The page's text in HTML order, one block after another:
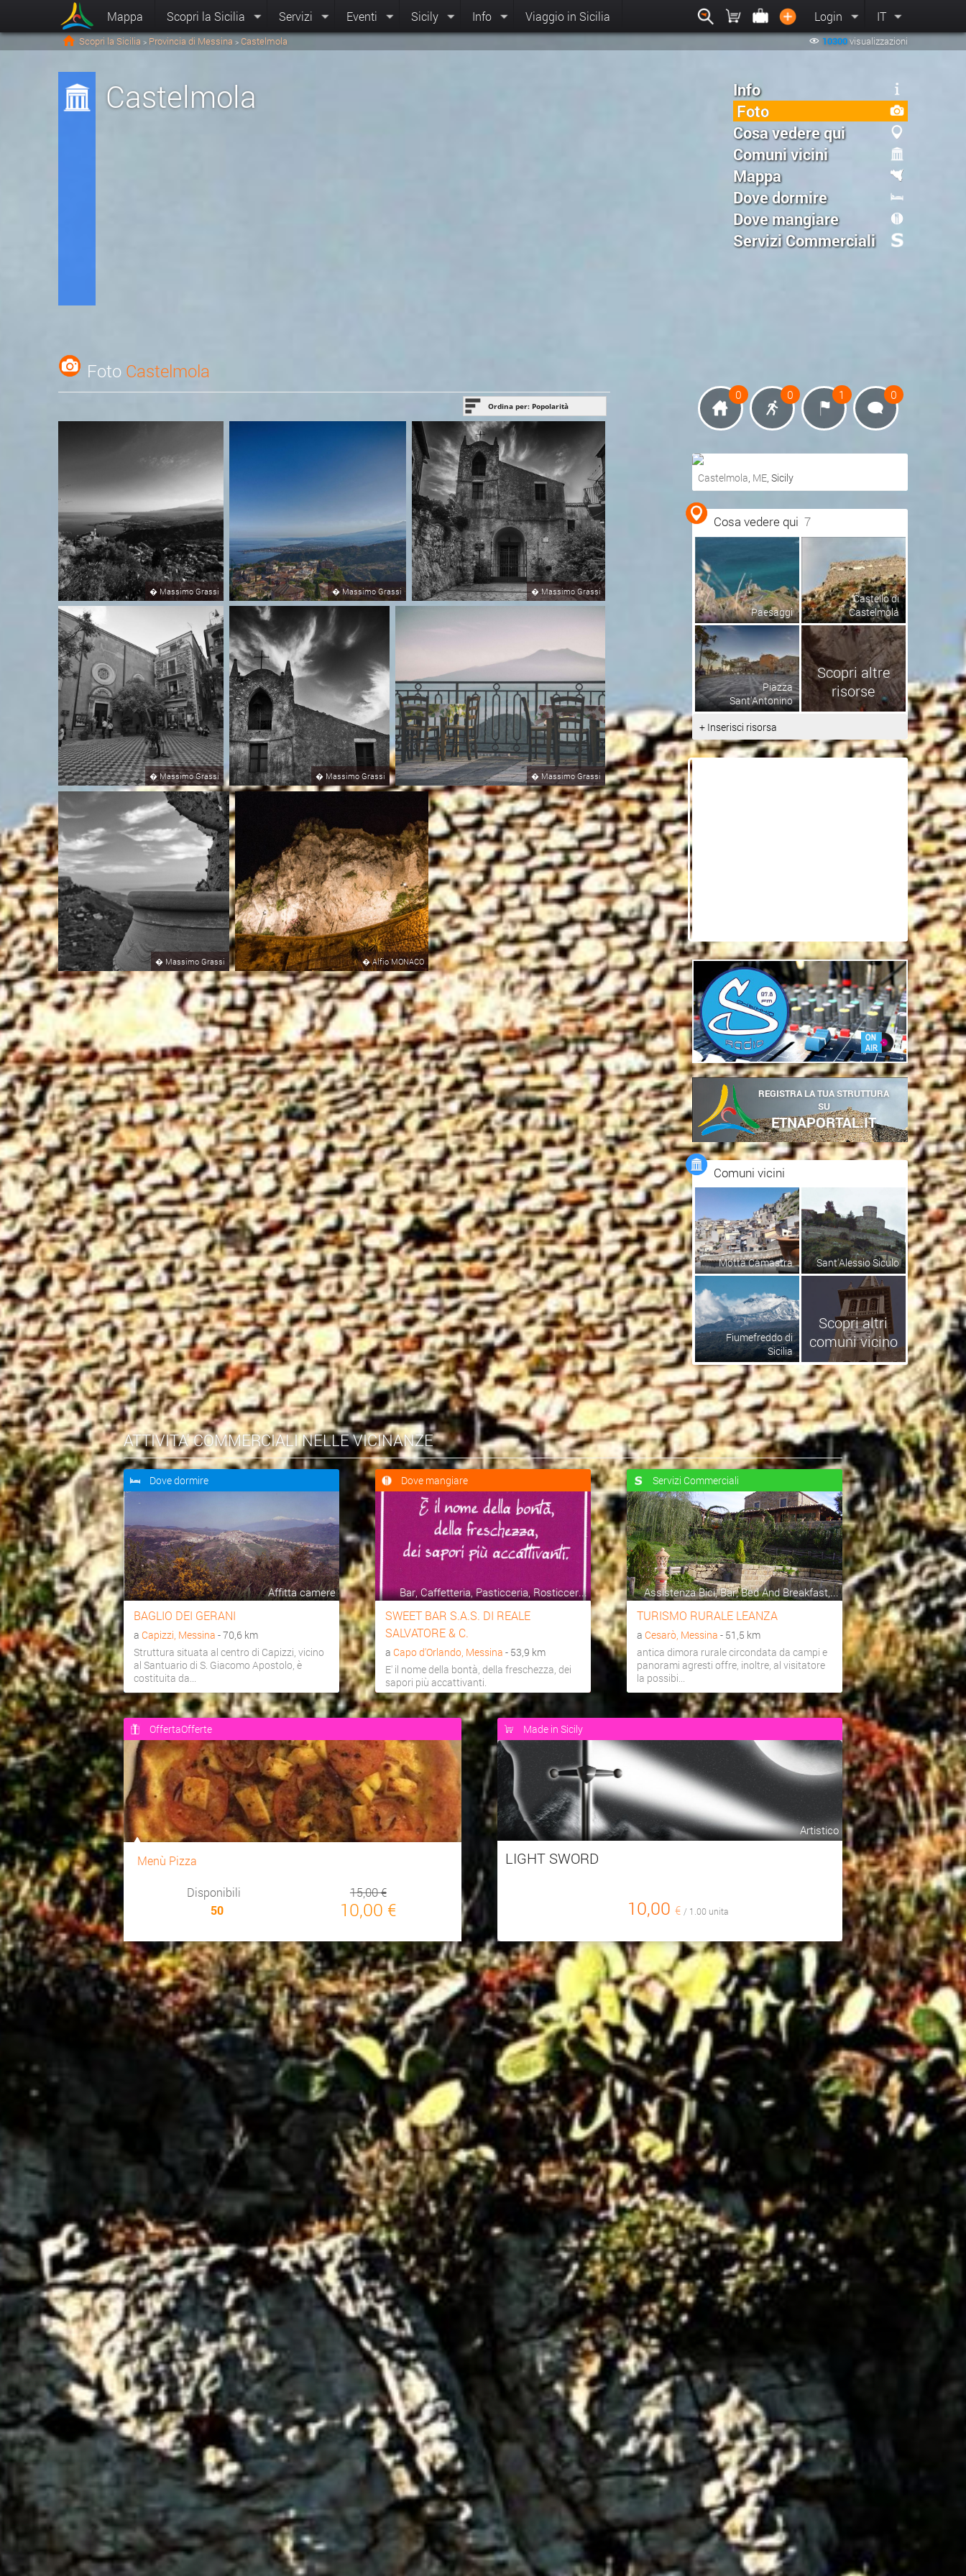
Mappa Scopri la Sicilia Servizi Eventi Sicily Info Viaggio in Sicilia Login IT
Scopri la Sicilia > Provincia di Messina > Castelmola 10300visualizzazioni
Castelmola
Info
Foto
Cosa vedere qui
Comuni vicini
Mappa
Dove dormire
Dove mangiare
Servizi Commerciali
Foto Castelmola
Ordina per: Popolarità
Popolarità
Bella foto
Ultimo aggiornamento
� Massimo Grassi �Massimo Grassi �Massimo Grassi
� Massimo Grassi � Massimo Grassi � Massimo Grassi
� Massimo Grassi �Alfio MONACO
0 0 1 0
Ottieni indicazioni stradali
Visualizza mappa
Castelmola, ME, Sicily
Cosa vedere qui7
Paesaggi
Castello di
Castelmola
Piazza
Sant'Antonino
Scopri altre
risorse
+ Inserisci risorsa
REGISTRA LA TUA STRUTTURA
SU
ETNAPORTAL.IT
Comuni vicini
Motta Camastra Sant'Alessio Siculo
Fiumefreddo di
Sicilia
Scopri altri
comuni vicino
ATTIVITA' COMMERCIALI NELLE VICINANZE
Dove dormire
Affitta camere
BAGLIO DEI GERANI
a Capizzi, Messina - 70,6 km
Struttura situata al centro di Capizzi, vicino
al Santuario di S. Giacomo Apostolo, è
costituita da...
Dove mangiare
Bar, Caffetteria, Pasticceria, Rosticcer...
SWEET BAR S.A.S. DI REALE
SALVATORE & C.
a Capo d'Orlando, Messina - 53,9 km
E' il nome della bontà, della freschezza, dei
sapori più accattivanti.
Servizi Commerciali
Assistenza Bici, Bar, Bed And Breakfast,...
TURISMO RURALE LEANZA
a Cesarò, Messina - 51,5 km
antica dimora rurale circondata da campi e
panorami agresti offre, inoltre, al visitatore
la possibi...
OffertaOfferte
Menù Pizza
Disponibili
50
15,00 €
10,00 €
Made in Sicily
Artistico
LIGHT SWORD
10,00 € / 1.00 unita